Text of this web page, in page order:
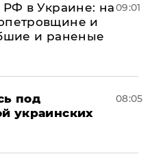
РФ в Украине: на
и
и раненые
09:01
под
украинских
08:05